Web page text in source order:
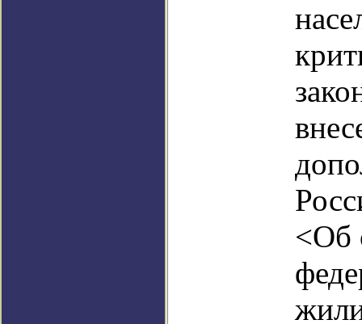
<Об